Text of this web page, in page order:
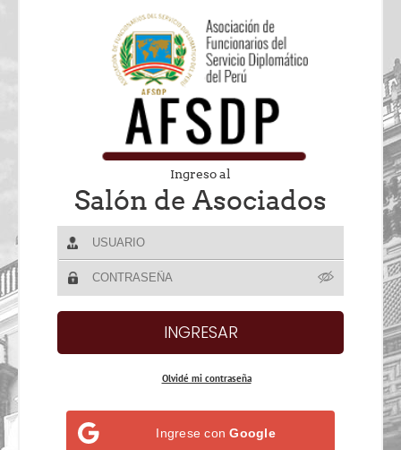
Ingreso al
Salón de Asociados
Olvidé mi contraseña
Ingrese conGoogle